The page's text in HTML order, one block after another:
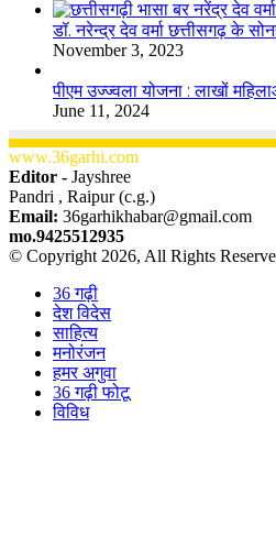
डॉ. नरेन्द्र देव वर्मा छत्तीसगढ़ के
November 3, 2023
पीएम उज्ज्वला योजना : लाखों
June 11, 2024
www.36garhi.com
Editor - Jayshree
Pandri , Raipur (c.g.)
Email: 36garhikhabar@gmail.com
mo.9425512935
© Copyright 2026, All Rights
36 गढ़ी
देश विदेस
साहित्य
मनोरंजन
हमर अगुवा
36 गढ़ी फोटू
विविध